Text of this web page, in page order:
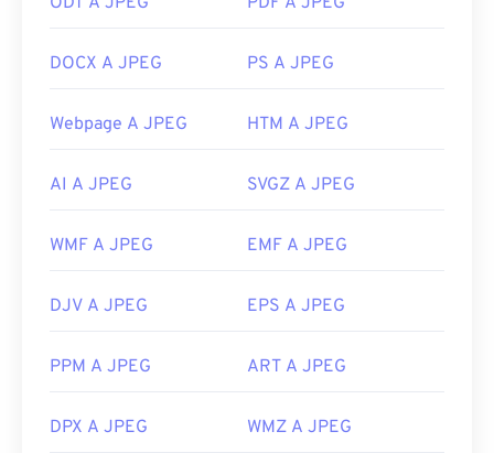
sul file JPEG solitamente lo apre nel visualizzatore
web predefinito. Per selezionare un'applicazione
pulsante destro del mouse e selezionare "Apri con"
I file JPEG si aprono automaticamente sui browser
Microsoft come
Microsoft Foto e sulle applicazioni
Sviluppato da:
Joint Photographic Experts Group
Link utili:
DOCX A JPEG PS A JPEG
Webpage A JPEG HTM A JPEG
AI A JPEG SVGZ A JPEG
WMF A JPEG EMF A JPEG
DJV A JPEG EPS A JPEG
PPM A JPEG ART A JPEG
DPX A JPEG WMZ A JPEG